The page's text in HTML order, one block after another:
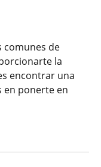
comunes de
la
encontrar una
en ponerte en